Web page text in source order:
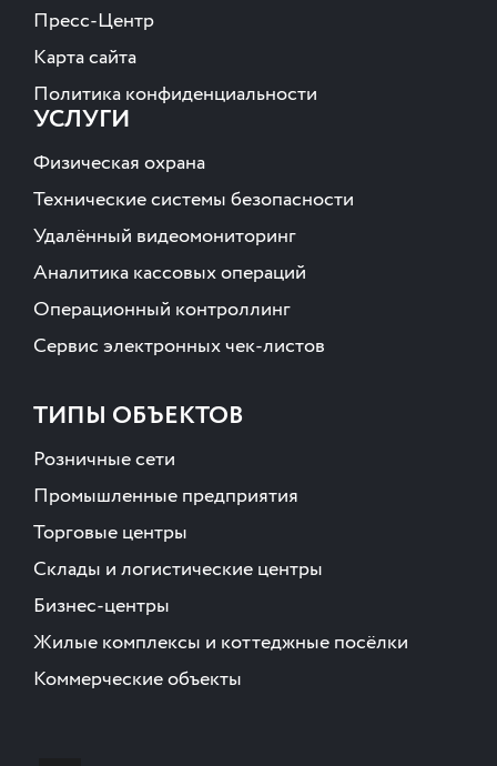
Пресс-Центр
Карта сайта
Политика конфиденциальности
УСЛУГИ
Физическая охрана
Технические системы безопасности
Удалённый видеомониторинг
Аналитика кассовых операций
Операционный контроллинг
Сервис электронных чек-листов
ТИПЫ ОБЪЕКТОВ
Розничные сети
Промышленные предприятия
Торговые центры
Склады и логистические центры
Бизнес-центры
Жилые комплексы и коттеджные посёлки
Коммерческие объекты